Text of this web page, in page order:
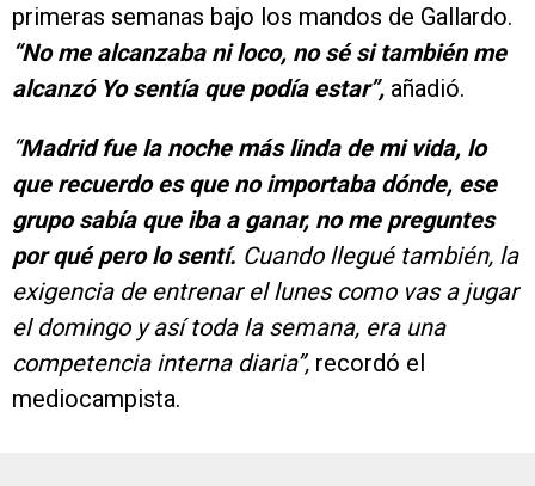
primeras semanas bajo los mandos de Gallardo.
“No me alcanzaba ni loco, no sé si también me
alcanzó Yo sentía que podía estar”, añadió.
“Madrid fue la noche más linda de mi vida, lo
que recuerdo es que no importaba dónde, ese
grupo sabía que iba a ganar, no me preguntes
por qué pero lo sentí. Cuando llegué también, la
exigencia de entrenar el lunes como vas a jugar
el domingo y así toda la semana, era una
competencia interna diaria”, recordó el
mediocampista.